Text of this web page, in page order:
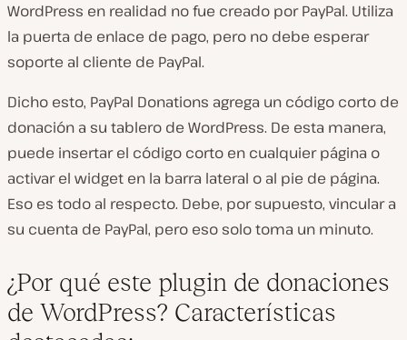
WordPress en realidad no fue creado por PayPal. Utiliza
la puerta de enlace de pago, pero no debe esperar
soporte al cliente de PayPal.
Dicho esto, PayPal Donations agrega un código corto de
donación a su tablero de WordPress. De esta manera,
puede insertar el código corto en cualquier página o
activar el widget en la barra lateral o al pie de página.
Eso es todo al respecto. Debe, por supuesto, vincular a
su cuenta de PayPal, pero eso solo toma un minuto.
¿Por qué este plugin de donaciones
de WordPress? Características